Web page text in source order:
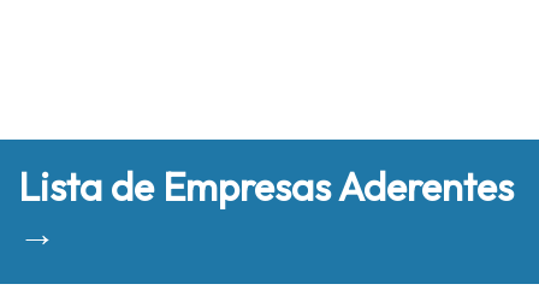
Lista de Empresas Aderentes
→